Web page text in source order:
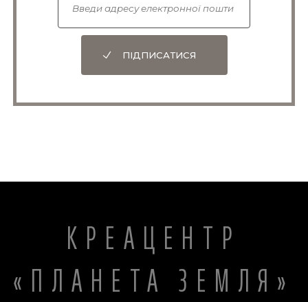
ПІДПИСАТИСЯ
КРЕАЦЕНТР
«ПЛАНЕТА ЗЕМЛЯ»